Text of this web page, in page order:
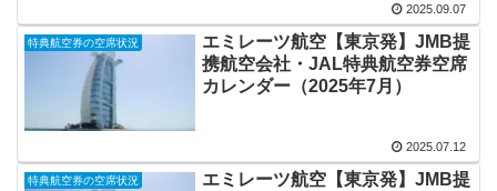
2025.09.07
特典航空券の空席状況
エミレーツ航空【東京発】JMB提
携航空会社・JAL特典航空券空席
カレンダー（2025年7月）
2025.07.12
特典航空券の空席状況
エミレーツ航空【東京発】JMB提